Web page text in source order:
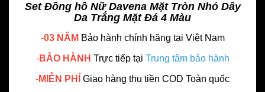
Set Đồng hồ Nữ Davena Mặt Tròn Nhỏ Dây
Da Trắng Mặt Đá 4 Màu
-03 NĂM Bảo hành chính hãng tại Việt Nam
-BẢO HÀNH Trực tiếp tại Trung tâm bảo hành
-MIỄN PHÍ Giao hàng thu tiền COD Toàn quốc